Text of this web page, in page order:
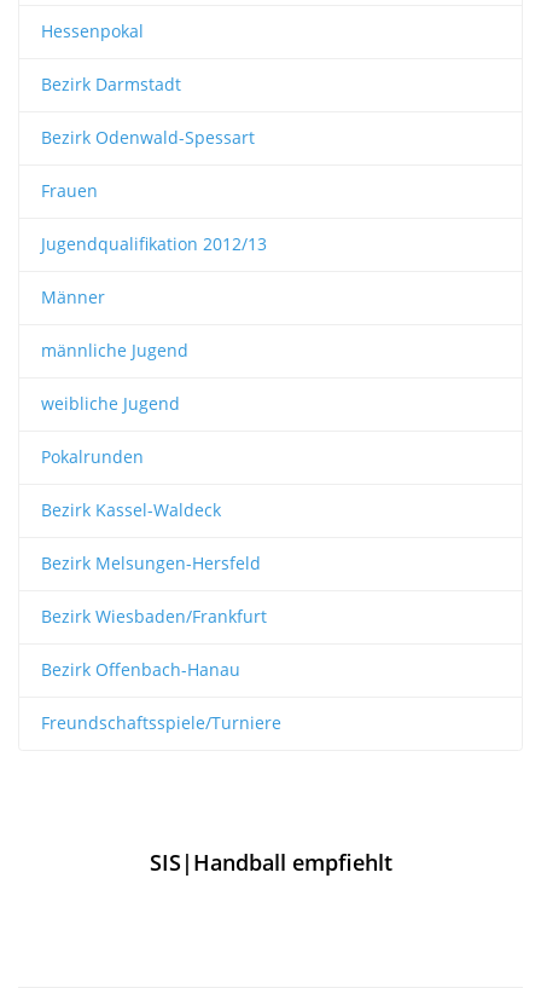
Hessenpokal
Bezirk Darmstadt
Bezirk Odenwald-Spessart
Frauen
Jugendqualifikation 2012/13
Männer
männliche Jugend
weibliche Jugend
Pokalrunden
Bezirk Kassel-Waldeck
Bezirk Melsungen-Hersfeld
Bezirk Wiesbaden/Frankfurt
Bezirk Offenbach-Hanau
Freundschaftsspiele/Turniere
SIS|Handball empfiehlt